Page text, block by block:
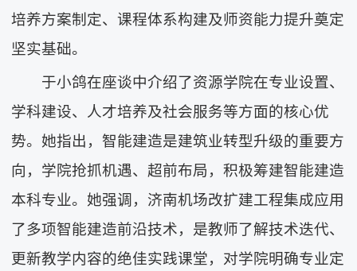
培养方案制定、课程体系构建及师资能力提升奠定
坚实基础。
于小鸽在座谈中介绍了资源学院在专业设置、
学科建设、人才培养及社会服务等方面的核心优
势。她指出，智能建造是建筑业转型升级的重要方
向，学院抢抓机遇、超前布局，积极筹建智能建造
本科专业。她强调，济南机场改扩建工程集成应用
了多项智能建造前沿技术，是教师了解技术迭代、
更新教学内容的绝佳实践课堂，对学院明确专业定